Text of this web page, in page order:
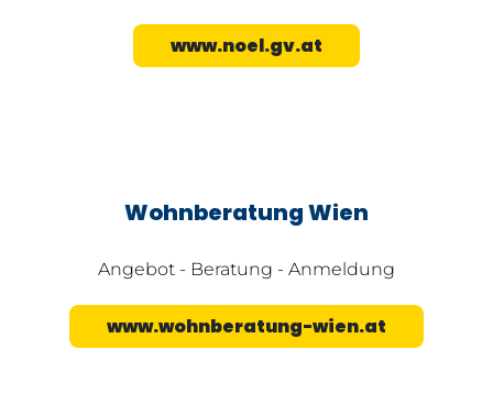
www.noel.gv.at
Wohnberatung Wien
Angebot - Beratung - Anmeldung
www.wohnberatung-wien.at